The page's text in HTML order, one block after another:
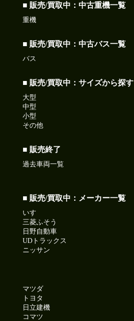
■ 販売/買取中：中古重機一覧
重機
■ 販売/買取中：中古バス一覧
バス
■ 販売/買取中：サイズから探す
大型
中型
小型
その他
■ 販売終了
過去車両一覧
■ 販売/買取中：メーカー一覧
いすゞ
三菱ふそう
日野自動車
UDトラックス
ニッサン
マツダ
トヨタ
日立建機
コマツ